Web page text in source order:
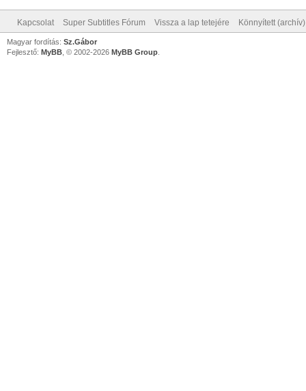
Kapcsolat Super Subtitles Fórum Vissza a lap tetejére Könnyített
Magyar fordítás: Sz.Gábor
Fejlesztő: MyBB , © 2002-2026 MyBB Group